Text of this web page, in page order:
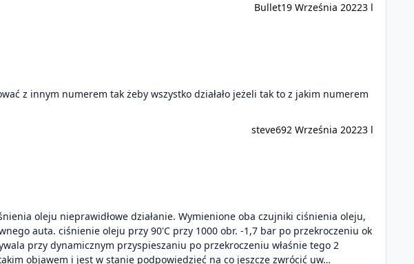
Bullet19 Września 20223 l
steve692 Września 20223 l
oleju nieprawidłowe działanie. Wymienione oba czujniki ciśnienia oleju,
auta. ciśnienie oleju przy 90'C przy 1000 obr. -1,7 bar po przekroczeniu ok
przy dynamicznym przyspieszaniu po przekroczeniu właśnie tego 2
objawem i jest w stanie podpowiedzieć na co jeszcze zwrócić uw…